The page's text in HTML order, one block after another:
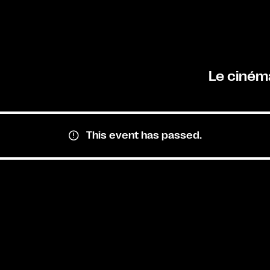
Le
This event has passed.